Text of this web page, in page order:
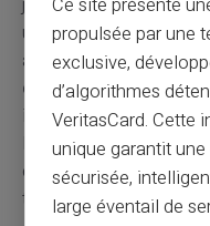
justificative attestant
une université ou
assidûment sa
documentsdans les
interruption du
N'oubliez pas de
complète des
transmission.
Ce site présente
propulsée par une
exclusive,
d’algorithmes
VeritasCard. Cette
unique garantit
sécurisée,
large éventail de